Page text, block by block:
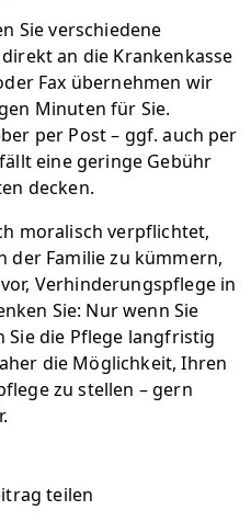
Sie verschiedene
an die Krankenkasse
Fax übernehmen wir
Minuten für Sie.
per Post – ggf. auch per
eine geringe Gebühr
decken.
moralisch verpflichtet,
der Familie zu kümmern,
Verhinderungspflege in
Sie: Nur wenn Sie
Sie die Pflege langfristig
die Möglichkeit, Ihren
zu stellen – gern
teilen